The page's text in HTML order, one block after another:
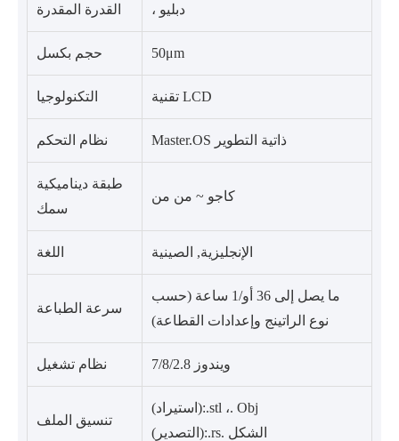
القدرة المقدرة ، دبليو
حجم بكسل 50μm
التكنولوجيا تقنية LCD
نظام التحكم Master.OS ذاتية التطوير
طبقة ديناميكية
سمك
كاجو ~ من من
اللغة الإنجليزية, الصينية
سرعة الطباعة
ما يصل إلى 36 أو/1 ساعة (حسب
نوع الراتينج وإعدادات القطاعة)
نظام تشغيل ويندوز 7/8/2.8
تنسيق الملف
(استيراد):.stl ،. Obj
(التصدير):.rs. الشكل